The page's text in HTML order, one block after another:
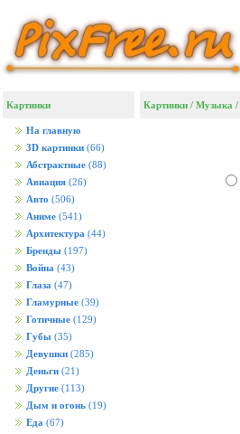
Картинки
На главную
3D картинки (66)
Абстрактные (88)
Авиация (26)
Авто (506)
Аниме (541)
Архитектура (44)
Бренды (197)
Война (43)
Глаза (47)
Гламурные (39)
Готичные (129)
Губы (35)
Девушки (285)
Деньги (21)
Другие (113)
Дым и огонь (19)
Еда (67)
Картинки / Музыка /